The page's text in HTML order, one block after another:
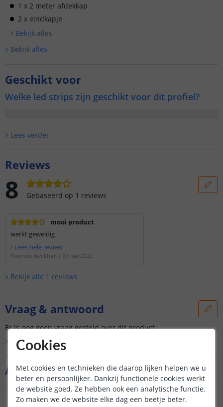
1 x 2 meter afdekkap
2 x eindkapje
Bekijk alles
Bekijk alles
Geschikt voor
Welke led strips zijn geschikt voor dit profiel?
Lees verder
Aanvullende producten
Reviews
8 Gebaseerd op 1 reviews
mooi product
werkt geweldig
Lees hele review
Toon van den Elsen | 31 mei 2022
Bekijk alle 1 reviews
Vraag & antwoord
Er is nog geen vraag gesteld over dit product.
Bekijk alle Vraag & antwoord
Cookies
Met cookies en technieken die daarop lijken helpen we u
beter en persoonlijker. Dankzij functionele cookies werkt
de website goed. Ze hebben ook een analytische functie.
Zo maken we de website elke dag een beetje beter.